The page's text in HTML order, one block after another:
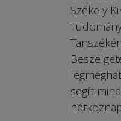
Székely
segít